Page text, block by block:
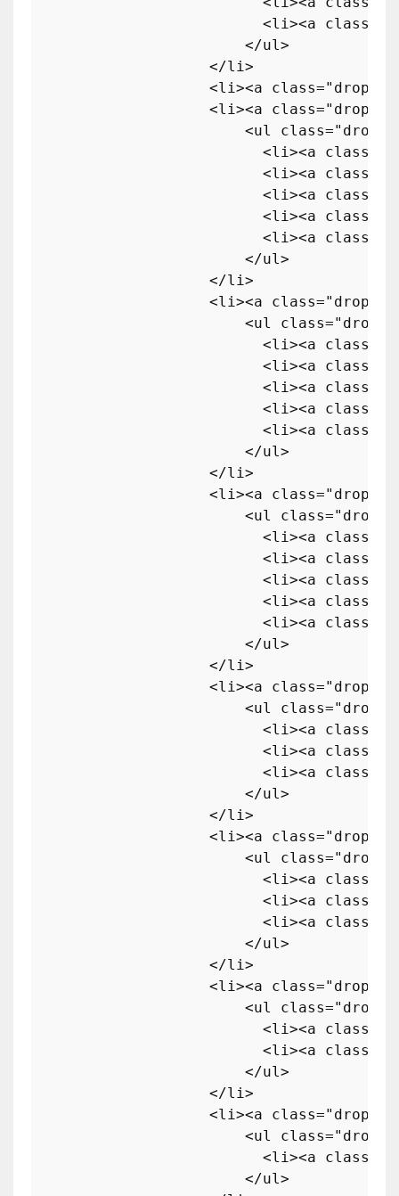
<li><a class
</ul>
</li>
<li><a class=
<li><a class=
<ul class=
<li><a class
<li><a class
<li><a class
<li><a class
<li><a class
</ul>
</li>
<li><a class=
<ul class=
<li><a class
<li><a class
<li><a class
<li><a class
<li><a class
</ul>
</li>
<li><a class=
<ul class=
<li><a class
<li><a class
<li><a class
<li><a class
<li><a class
</ul>
</li>
<li><a class=
<ul class=
<li><a class
<li><a class
<li><a class
</ul>
</li>
<li><a class=
<ul class=
<li><a class
<li><a class
<li><a class
</ul>
</li>
<li><a class=
<ul class=
<li><a class
<li><a class
</ul>
</li>
<li><a class=
<ul class=
<li><a class
</ul>